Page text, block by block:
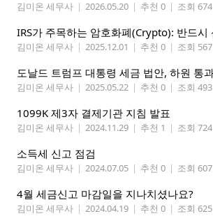
김미온 세무사 | 2026.05.20 | 추천 0 | 조회 674
김미온 세무사 | 2025.12.01 | 추천 0 | 조회 567
김미온 세무사 | 2025.05.22 | 추천 0 | 조회 493
1099K 제3자 결제기관 지침 발표
김미온 세무사 | 2024.11.29 | 추천 1 | 조회 724
소득세 신고 점검
김미온 세무사 | 2024.07.05 | 추천 0 | 조회 607
4월 세금신고 마감일을 지나치셨나요?
김미온 세무사 | 2024.04.19 | 추천 0 | 조회 625